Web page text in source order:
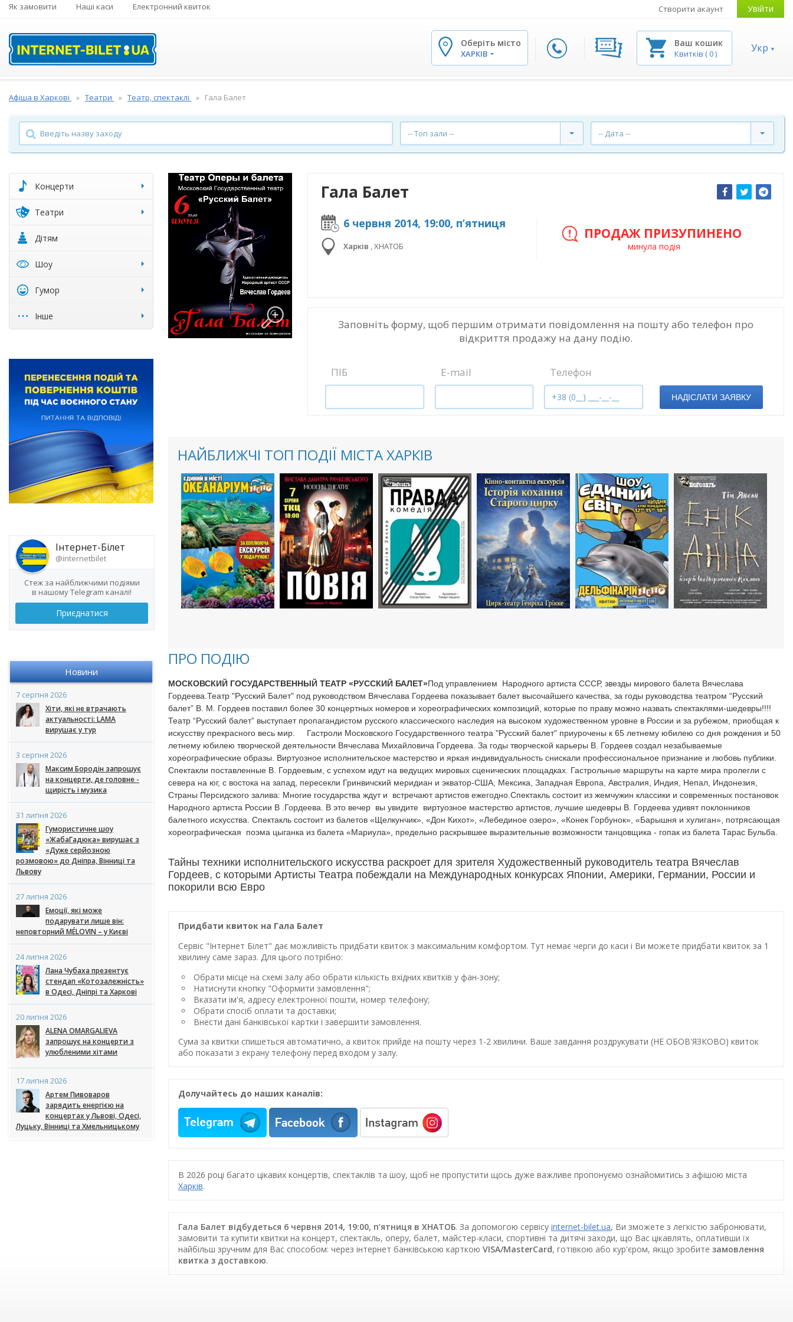
Як замовити Наші каси Електронний квиток Створити акаунт Увійти
Оберіть місто
ХАРКІВ
Ваш кошик
Квитків (0) Укр
Афіша в Харкові Театри Театр, спектаклі Гала Балет
-- Топ зали -- -- Дата --
Концерти
Театри
Дітям
Шоу
Гумор
Інше
Інтернет-Білет
@internetbilet
Стеж за найближчими подіями
в нашому Telegram каналі!
Приєднатися
Новини
7 серпня 2026
Хіти, які не втрачають
актуальності: LAMA
вирушає у тур
3 серпня 2026
Максим Бородін запрошує
на концерти, де головне -
щирість і музика
31 липня 2026
Гумористичне шоу
«ЖабаГадюка» вирушає з
«Дуже серйозною
розмовою» до Дніпра, Вінниці та
Львову
27 липня 2026
Емоції, які може
подарувати лише він:
неповторний MÉLOVIN – у Києві
24 липня 2026
Лана Чубаха презентує
стендап «Котозалежність»
в Одесі, Дніпрі та Харкові
20 липня 2026
ALENA OMARGALIEVA
запрошує на концерти з
улюбленими хітами
17 липня 2026
Артем Пивоваров
зарядить енергією на
концертах у Львові, Одесі,
Луцьку, Вінниці та Хмельницькому
Гала Балет
6 червня 2014, 19:00, п’ятниця
Харків ,ХНАТОБ
ПРОДАЖ ПРИЗУПИНЕНО
минула подія
Заповніть форму, щоб першим отримати повідомлення на пошту або телефон про
відкриття продажу на дану подію.
ПІБ E-mail Телефон
НАДІСЛАТИ ЗАЯВКУ
НАЙБЛИЖЧІ ТОП ПОДІЇ МІСТА ХАРКІВ
ПРО ПОДІЮ
МОСКОВСКИЙ ГОСУДАРСТВЕННЫЙ ТЕАТР «РУССКИЙ БАЛЕТ»Под управлением Народного артиста СССР, звезды мирового балета Вячеслава
Гордеева.Театр "Русский Балет" под руководством Вячеслава Гордеева показывает балет высочайшего качества, за годы руководства театром “Русский
балет” В. М. Гордеев поставил более 30 концертных номеров и хореографических композиций, которые по праву можно назвать спектаклями-шедевры!!!!
Театр “Русский балет” выступает пропагандистом русского классического наследия на высоком художественном уровне в России и за рубежом, приобщая к
искусству прекрасного весь мир. Гастроли Московского Государственного театра "Русский балет" приурочены к 65 летнему юбилею со дня рождения и 50
летнему юбилею творческой деятельности Вячеслава Михайловича Гордеева. За годы творческой карьеры В. Гордеев создал незабываемые
хореографические образы. Виртуозное исполнительское мастерство и яркая индивидуальность снискали профессиональное признание и любовь публики.
Спектакли поставленные В. Гордеевым, с успехом идут на ведущих мировых сценических площадках. Гастрольные маршруты на карте мира пролегли с
севера на юг, с востока на запад, пересекли Гринвичский меридиан и экватор-США, Мексика, Западная Европа, Австралия, Индия, Непал, Индонезия,
Страны Персидского залива: Многие государства ждут и встречают артистов ежегодно.Спектакль состоит из жемчужин классики и современных постановок
Народного артиста России В .Гордеева. В это вечер вы увидите виртуозное мастерство артистов, лучшие шедевры В. Гордеева удивят поклонников
балетного искусства. Спектакль состоит из балетов «Щелкунчик», «Дон Кихот», «Лебединое озеро», «Конек Горбунок», «Барышня и хулиган», потрясающая
хореографическая поэма цыганка из балета «Мариула», предельно раскрывшее выразительные возможности танцовщика - гопак из балета Тарас Бульба.
Тайны техники исполнительского искусства раскроет для зрителя Художественный руководитель театра Вячеслав
Гордеев, с которыми Артисты Театра побеждали на Международных конкурсах Японии, Америки, Германии, России и
покорили всю Евро
Придбати квиток на Гала Балет
Сервіс "Інтернет Білет" дає можливість придбати квиток з максимальним комфортом. Тут немає черги до каси і Ви можете придбати квиток за 1
хвилину саме зараз. Для цього потрібно:
Обрати місце на схемі залу або обрати кількість вхідних квитків у фан-зону;
Натиснути кнопку "Оформити замовлення";
Вказати ім'я, адресу електронної пошти, номер телефону;
Обрати спосіб оплати та доставки;
Внести дані банківської картки і завершити замовлення.
Сума за квитки спишеться автоматично, а квиток прийде на пошту через 1-2 хвилини. Ваше завдання роздрукувати (НЕ ОБОВ'ЯЗКОВО) квиток
або показати з екрану телефону перед входом у залу.
Долучайтесь до наших каналів:
В 2026 році багато цікавих концертів, спектаклів та шоу, щоб не пропустити щось дуже важливе пропонуємо ознайомитись з афішою міста
Харків.
Гала Балет відбудеться 6 червня 2014, 19:00, п’ятниця в ХНАТОБ. За допомогою сервісу internet-bilet.ua, Ви зможете з легкістю забронювати,
замовити та купити квитки на концерт, спектакль, оперу, балет, майстер-класи, спортивні та дитячі заходи, що Вас цікавлять, оплативши їх
найбільш зручним для Вас способом: через інтернет банківською карткою VISA/MasterCard, готівкою або кур'єром, якщо зробите замовлення
квитка з доставкою.